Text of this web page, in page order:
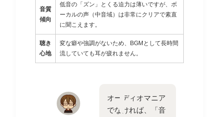
音質
傾向
低音の「ズン」とくる迫力は薄いですが、ボ
ーカルの声（中音域）は非常にクリアで素直
に聞こえます。
聴き
心地
変な癖や強調がないため、BGMとして長時間
流していても耳が疲れません。
オーディオマニア
でなければ、「音